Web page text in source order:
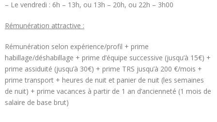
– Le vendredi : 6h – 13h, ou 13h – 20h, ou 22h – 3h00
Rémunération attractive :
Rémunération selon expérience/profil + prime
habillage/déshabillage + prime d’équipe successive (jusqu’à 15€) +
prime assiduité (jusqu’à 30€) + prime TRS jusqu’à 200 €/mois +
prime transport + heures de nuit et panier de nuit (les semaines
de nuit) + prime vacances à partir de 1 an d’ancienneté (1 mois de
salaire de base brut)